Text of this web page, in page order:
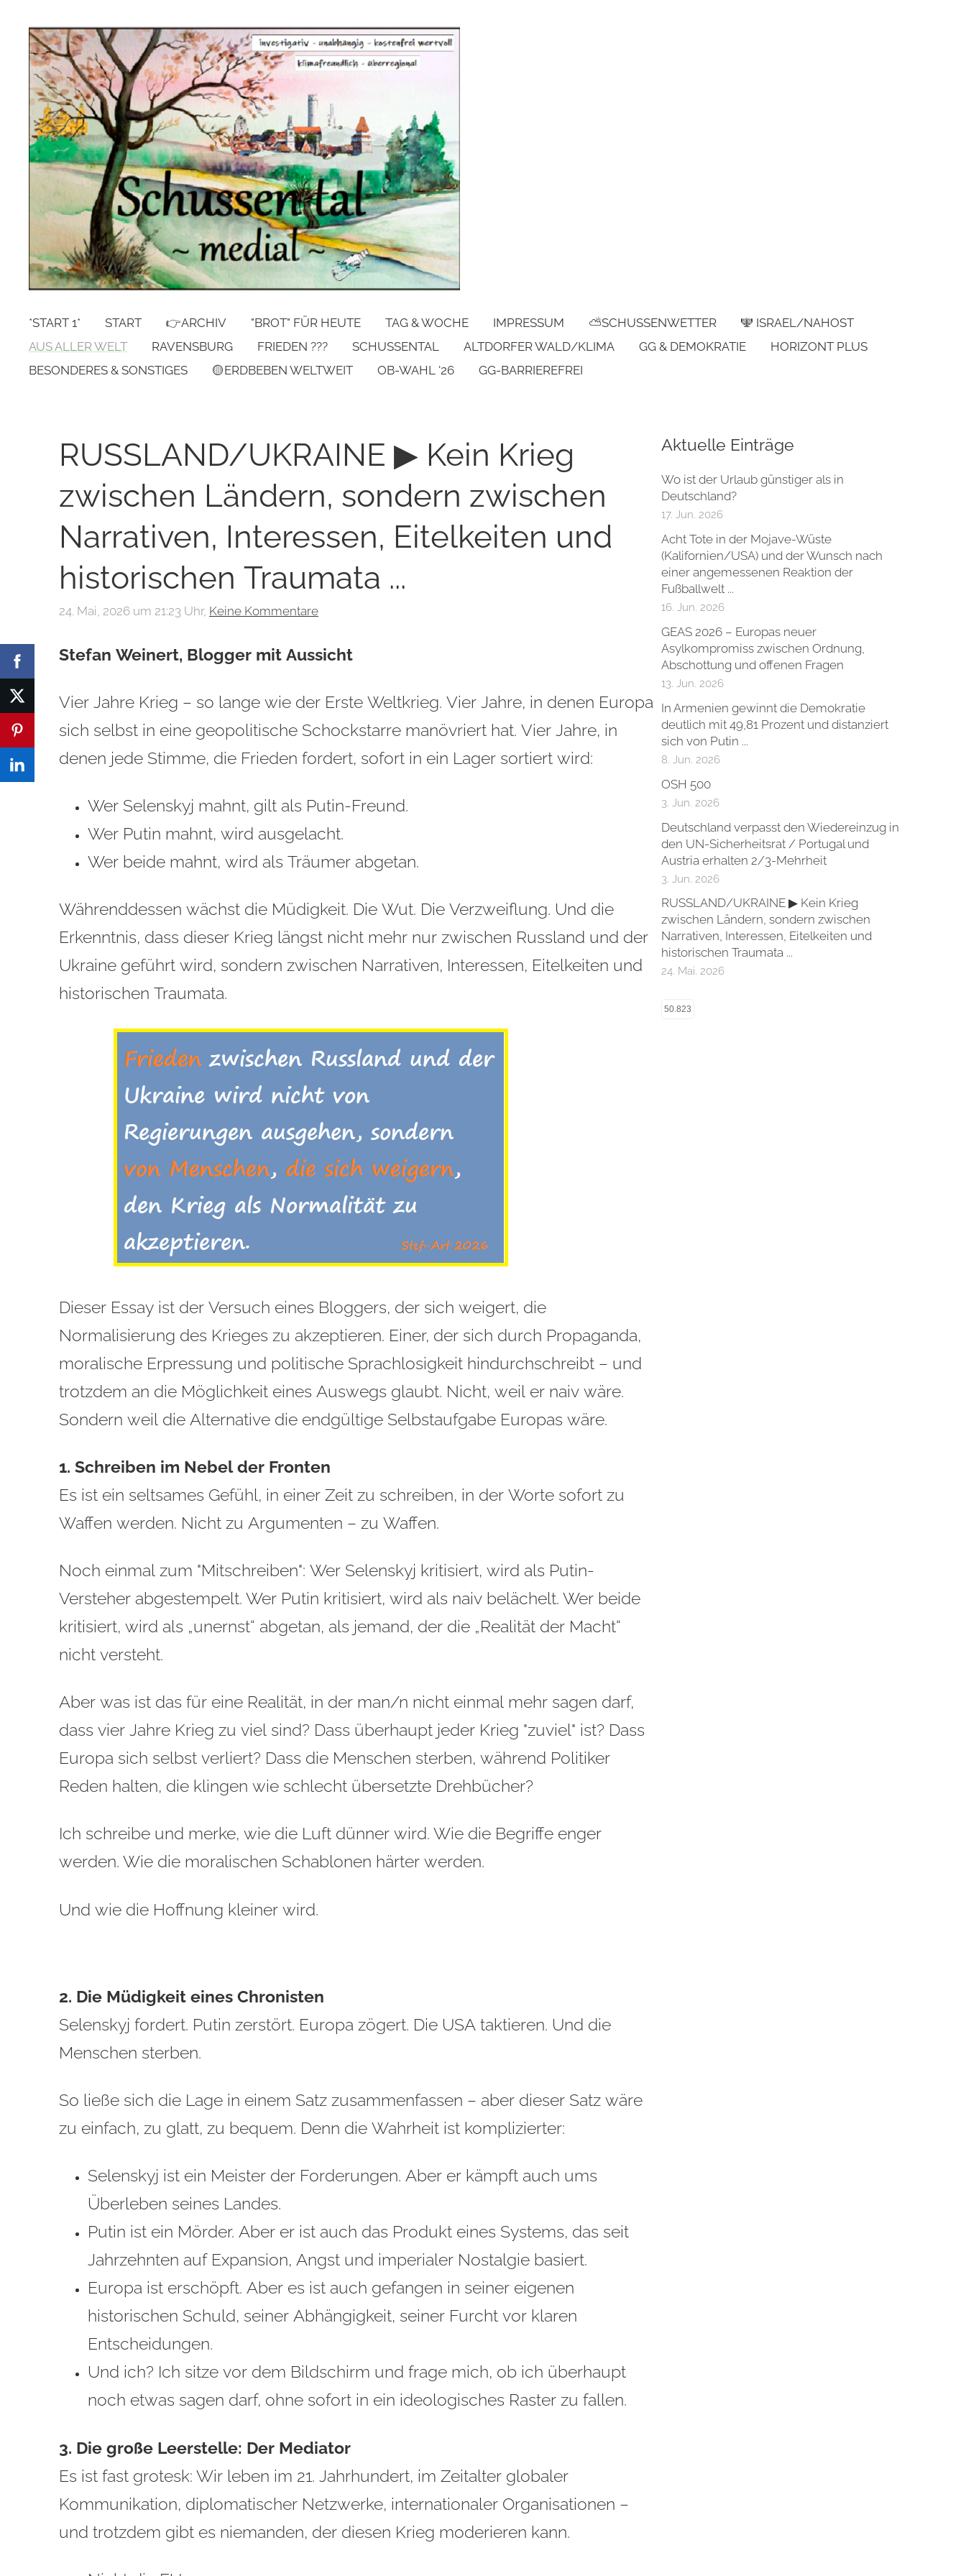
*START 1* START 👉ARCHIV "BROT" FÜR HEUTE TAG & WOCHE IMPRESSUM ⛅SCHUSSENWETTER
🕎 ISRAEL/NAHOST
AUS ALLER WELT
RAVENSBURG FRIEDEN ??? SCHUSSENTAL ALTDORFER WALD/KLIMA GG & DEMOKRATIE
HORIZONT PLUS
BESONDERES & SONSTIGES
🟡ERDBEBEN WELTWEIT OB-WAHL '26 GG-BARRIEREFREI
Aktuelle Einträge
Wo ist der Urlaub günstiger als in
Deutschland?
17. Jun. 2026
Acht Tote in der Mojave-Wüste
(Kalifornien/USA) und der Wunsch nach
einer angemessenen Reaktion der
Fußballwelt ...
16. Jun. 2026
GEAS 2026 – Europas neuer
Asylkompromiss zwischen Ordnung,
Abschottung und offenen Fragen
13. Jun. 2026
In Armenien gewinnt die Demokratie
deutlich mit 49,81 Prozent und distanziert
sich von Putin ...
8. Jun. 2026
OSH 500
3. Jun. 2026
Deutschland verpasst den Wiedereinzug in
den UN-Sicherheitsrat / Portugal und
Austria erhalten 2/3-Mehrheit
3. Jun. 2026
RUSSLAND/UKRAINE ▶ Kein Krieg
zwischen Ländern, sondern zwischen
Narrativen, Interessen, Eitelkeiten und
historischen Traumata ...
24. Mai. 2026
50.823
RUSSLAND/UKRAINE ▶ Kein Krieg
zwischen Ländern, sondern zwischen
Narrativen, Interessen, Eitelkeiten und
historischen Traumata ...
24. Mai, 2026 um 21:23 Uhr, Keine Kommentare
Stefan Weinert, Blogger mit Aussicht
Vier Jahre Krieg – so lange wie der Erste Weltkrieg. Vier Jahre, in denen Europa
sich selbst in eine geopolitische Schockstarre manövriert hat. Vier Jahre, in
denen jede Stimme, die Frieden fordert, sofort in ein Lager sortiert wird:
Wer Selenskyj mahnt, gilt als Putin-Freund.
Wer Putin mahnt, wird ausgelacht.
Wer beide mahnt, wird als Träumer abgetan.
Währenddessen wächst die Müdigkeit. Die Wut. Die Verzweiflung. Und die
Erkenntnis, dass dieser Krieg längst nicht mehr nur zwischen Russland und der
Ukraine geführt wird, sondern zwischen Narrativen, Interessen, Eitelkeiten und
historischen Traumata.
Dieser Essay ist der Versuch eines Bloggers, der sich weigert, die
Normalisierung des Krieges zu akzeptieren. Einer, der sich durch Propaganda,
moralische Erpressung und politische Sprachlosigkeit hindurchschreibt – und
trotzdem an die Möglichkeit eines Auswegs glaubt. Nicht, weil er naiv wäre.
Sondern weil die Alternative die endgültige Selbstaufgabe Europas wäre.
1. Schreiben im Nebel der Fronten
Es ist ein seltsames Gefühl, in einer Zeit zu schreiben, in der Worte sofort zu
Waffen werden. Nicht zu Argumenten – zu Waffen.
Noch einmal zum "Mitschreiben": Wer Selenskyj kritisiert, wird als Putin-
Versteher abgestempelt. Wer Putin kritisiert, wird als naiv belächelt. Wer beide
kritisiert, wird als „unernst“ abgetan, als jemand, der die „Realität der Macht“
nicht versteht.
Aber was ist das für eine Realität, in der man/n nicht einmal mehr sagen darf,
dass vier Jahre Krieg zu viel sind? Dass überhaupt jeder Krieg "zuviel" ist? Dass
Europa sich selbst verliert? Dass die Menschen sterben, während Politiker
Reden halten, die klingen wie schlecht übersetzte Drehbücher?
Ich schreibe und merke, wie die Luft dünner wird. Wie die Begriffe enger
werden. Wie die moralischen Schablonen härter werden.
Und wie die Hoffnung kleiner wird.
2. Die Müdigkeit eines Chronisten
Selenskyj fordert. Putin zerstört. Europa zögert. Die USA taktieren. Und die
Menschen sterben.
So ließe sich die Lage in einem Satz zusammenfassen – aber dieser Satz wäre
zu einfach, zu glatt, zu bequem. Denn die Wahrheit ist komplizierter:
Selenskyj ist ein Meister der Forderungen. Aber er kämpft auch ums
Überleben seines Landes.
Putin ist ein Mörder. Aber er ist auch das Produkt eines Systems, das seit
Jahrzehnten auf Expansion, Angst und imperialer Nostalgie basiert.
Europa ist erschöpft. Aber es ist auch gefangen in seiner eigenen
historischen Schuld, seiner Abhängigkeit, seiner Furcht vor klaren
Entscheidungen.
Und ich? Ich sitze vor dem Bildschirm und frage mich, ob ich überhaupt
noch etwas sagen darf, ohne sofort in ein ideologisches Raster zu fallen.
3. Die große Leerstelle: Der Mediator
Es ist fast grotesk: Wir leben im 21. Jahrhundert, im Zeitalter globaler
Kommunikation, diplomatischer Netzwerke, internationaler Organisationen –
und trotzdem gibt es niemanden, der diesen Krieg moderieren kann.